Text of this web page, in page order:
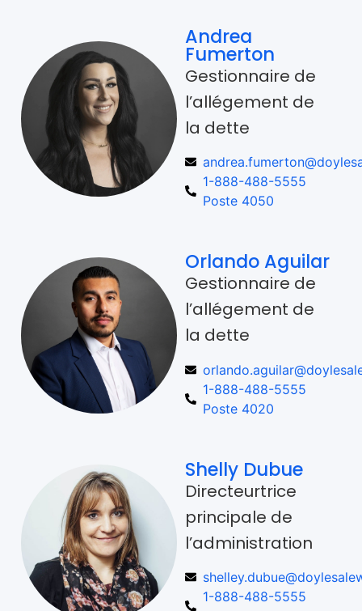
Andrea
Fumerton
Gestionnaire de
l’allégement de
la dette
1-888-488-5555
Poste 4050
Orlando Aguilar
Gestionnaire de
l’allégement de
la dette
1-888-488-5555
Poste 4020
Shelly Dubue
Directeurtrice
principale de
l’administration
1-888-488-5555